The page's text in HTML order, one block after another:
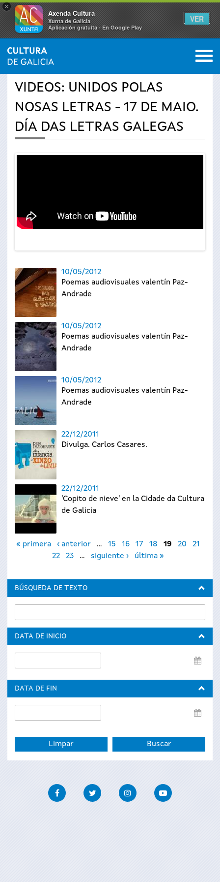
×
Axenda Cultura
Xunta de Galicia
Aplicación gratuíta - En Google Play
VER
Se
usted
INICIO › ACTUALIDAD 0
VIDEOS: UNIDOS POLAS
NOSAS LETRAS - 17 DE MAIO.
DÍA DAS LETRAS GALEGAS
10/05/2012
Poemas audiovisuales valentín Paz-
Andrade
10/05/2012
Poemas audiovisuales valentín Paz-
Andrade
10/05/2012
Poemas audiovisuales valentín Paz-
Andrade
22/12/2011
Divulga. Carlos Casares.
22/12/2011
'Copito de nieve' en la Cidade da Cultura
de Galicia
Páginas
« primera ‹ anterior … 15 16 17 18 19 20
21
22
23 … siguiente › última »
BÚSQUEDA DE TEXTO
DATA DE INICIO
de
DATA DE FIN
de
FacebookTwitter InstagramYoutube